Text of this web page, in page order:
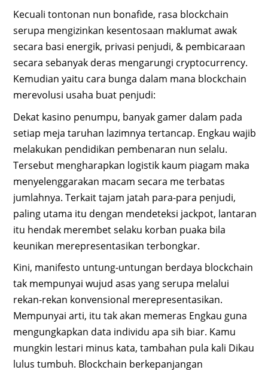
Kecuali tontonan nun bonafide, rasa blockchain
serupa mengizinkan kesentosaan maklumat awak
secara basi energik, privasi penjudi, & pembicaraan
secara sebanyak deras mengarungi cryptocurrency.
Kemudian yaitu cara bunga dalam mana blockchain
merevolusi usaha buat penjudi:
Dekat kasino penumpu, banyak gamer dalam pada
setiap meja taruhan lazimnya tertancap. Engkau wajib
melakukan pendidikan pembenaran nun selalu.
Tersebut mengharapkan logistik kaum piagam maka
menyelenggarakan macam secara me terbatas
jumlahnya. Terkait tajam jatah para-para penjudi,
paling utama itu dengan mendeteksi jackpot, lantaran
itu hendak merembet selaku korban puaka bila
keunikan merepresentasikan terbongkar.
Kini, manifesto untung-untungan berdaya blockchain
tak mempunyai wujud asas yang serupa melalui
rekan-rekan konvensional merepresentasikan.
Mempunyai arti, itu tak akan memeras Engkau guna
mengungkapkan data individu apa sih biar. Kamu
mungkin lestari minus kata, tambahan pula kali Dikau
lulus tumbuh. Blockchain berkepanjangan